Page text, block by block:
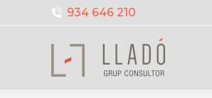
934 646 210